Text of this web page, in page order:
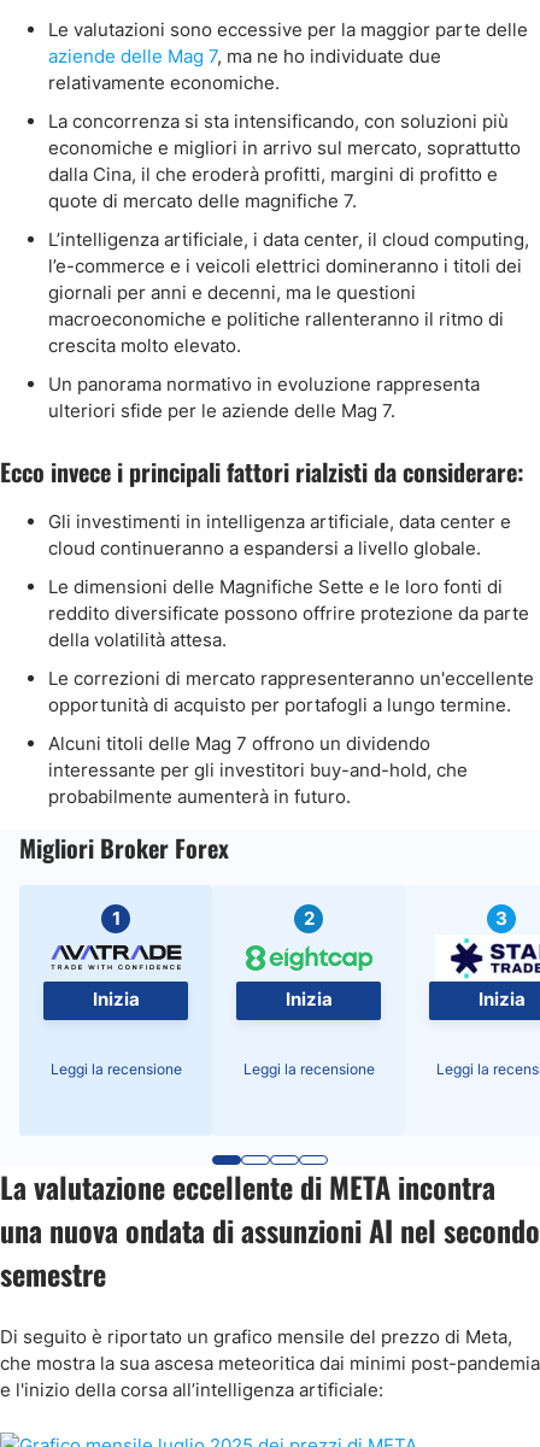
Le valutazioni sono eccessive per la maggior parte delle
aziende delle Mag 7, ma ne ho individuate due
relativamente economiche.
La concorrenza si sta intensificando, con soluzioni più
economiche e migliori in arrivo sul mercato, soprattutto
dalla Cina, il che eroderà profitti, margini di profitto e
quote di mercato delle magnifiche 7.
L’intelligenza artificiale, i data center, il cloud computing,
l’e-commerce e i veicoli elettrici domineranno i titoli dei
giornali per anni e decenni, ma le questioni
macroeconomiche e politiche rallenteranno il ritmo di
crescita molto elevato.
Un panorama normativo in evoluzione rappresenta
ulteriori sfide per le aziende delle Mag 7.
Ecco invece i principali fattori rialzisti da considerare:
Gli investimenti in intelligenza artificiale, data center e
cloud continueranno a espandersi a livello globale.
Le dimensioni delle Magnifiche Sette e le loro fonti di
reddito diversificate possono offrire protezione da parte
della volatilità attesa.
Le correzioni di mercato rappresenteranno un'eccellente
opportunità di acquisto per portafogli a lungo termine.
Alcuni titoli delle Mag 7 offrono un dividendo
interessante per gli investitori buy-and-hold, che
probabilmente aumenterà in futuro.
Migliori Broker Forex
1
Inizia
Leggi la recensione
2
Inizia
Leggi la recensione
3
Inizia
Leggi la
La valutazione eccellente di META incontra
una nuova ondata di assunzioni AI nel secondo
semestre
Di seguito è riportato un grafico mensile del prezzo di Meta,
che mostra la sua ascesa meteoritica dai minimi post-pandemia
e l'inizio della corsa all’intelligenza artificiale: